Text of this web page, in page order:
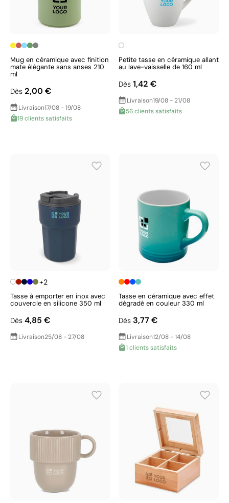
Mug en céramique avec finition
mate élégante sans anses 210
ml
Dès 2,00 €
Livraison17/08 - 19/08
19 clients satisfaits
Petite tasse en céramique allant
au lave-vaisselle de 160 ml
Dès 1,42 €
Livraison19/08 - 21/08
56 clients satisfaits
+2
Tasse à emporter en inox avec
couvercle en silicone 350 ml
Dès 4,85 €
Livraison25/08 - 27/08
Tasse en céramique avec effet
dégradé en couleur 330 ml
Dès 3,77 €
Livraison12/08 - 14/08
1 clients satisfaits